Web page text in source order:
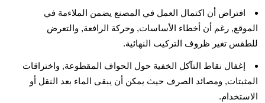
افتراض أن اكتمال العمل في المصنع يضمن الملاءمة في
الموقع, رغم أن أخطاء الأساسات, وحركة الرافعة, والتعرض
للطقس تغير ظروف التركيب النهائية.
إغفال نقاط التآكل الخفية حول الحواف المقطوعة, واختراقات
المثبتات, ومصائد الصرف حيث يمكن أن يبقى الماء بعد النقل أو
الاستخدام.